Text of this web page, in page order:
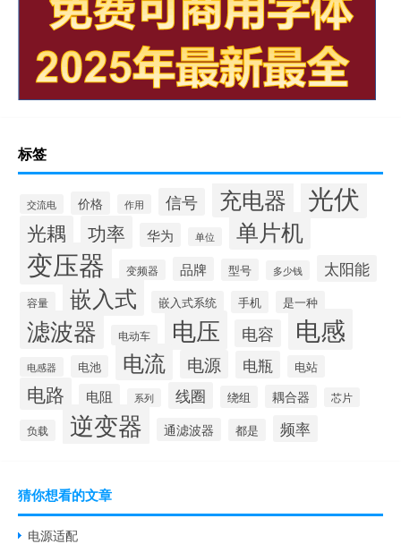
标签
交流电 价格 作用 信号 充电器 光伏
光耦 功率 华为 单位 单片机
变压器 变频器 品牌 型号 多少钱 太阳能
容量 嵌入式 嵌入式系统 手机 是一种
滤波器 电动车 电压 电容 电感
电感器 电池 电流 电源 电瓶 电站
电路 电阻 系列 线圈 绕组 耦合器 芯片
负载 逆变器 通滤波器 都是 频率
猜你想看的文章
电源适配